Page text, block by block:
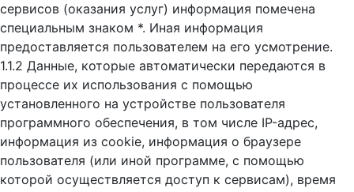
сервисов (оказания услуг) информация помечена
специальным знаком *. Иная информация
предоставляется пользователем на его усмотрение.
1.1.2 Данные, которые автоматически передаются в
процессе их использования с помощью
установленного на устройстве пользователя
программного обеспечения, в том числе IP-адрес,
информация из cookie, информация о браузере
пользователя (или иной программе, с помощью
которой осуществляется доступ к cервисам), время